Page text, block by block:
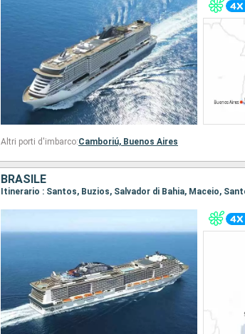
Altri porti d'imbarco:Camboriú, Buenos Aires
BRASILE
Itinerario : Santos, Buzios, Salvador di Bahia, Maceio,